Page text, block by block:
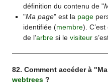
définition du contenu de "
"Ma page" est la page
identifiée (membre).
de l’arbresi le visiteur
82. Comment accéder à
webtrees ?